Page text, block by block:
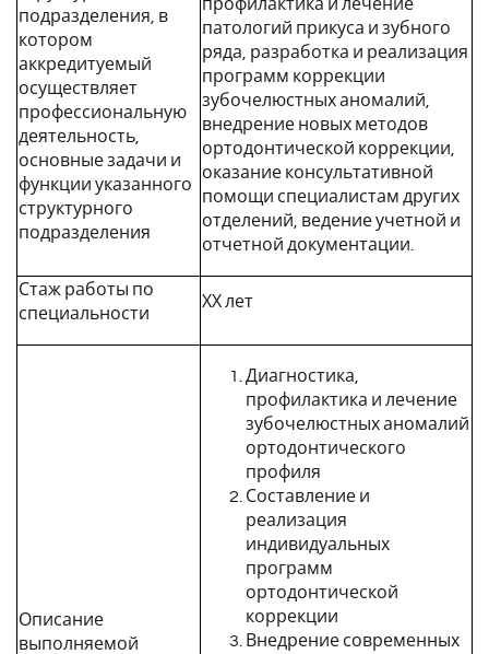
подразделения, в
котором
аккредитуемый
осуществляет
профессиональную
деятельность,
основные задачи и
функции указанного
структурного
подразделения
профилактика и лечение
патологий прикуса и зубного
ряда, разработка и реализация
программ коррекции
зубочелюстных аномалий,
внедрение новых методов
ортодонтической коррекции,
оказание консультативной
помощи специалистам других
отделений, ведение учетной и
отчетной документации.
Стаж работы по
специальности
ХХ лет
Описание
выполняемой
Диагностика,
профилактика и лечение
зубочелюстных аномалий
ортодонтического
профиля
Составление и
реализация
индивидуальных
программ
ортодонтической
коррекции
Внедрение современных